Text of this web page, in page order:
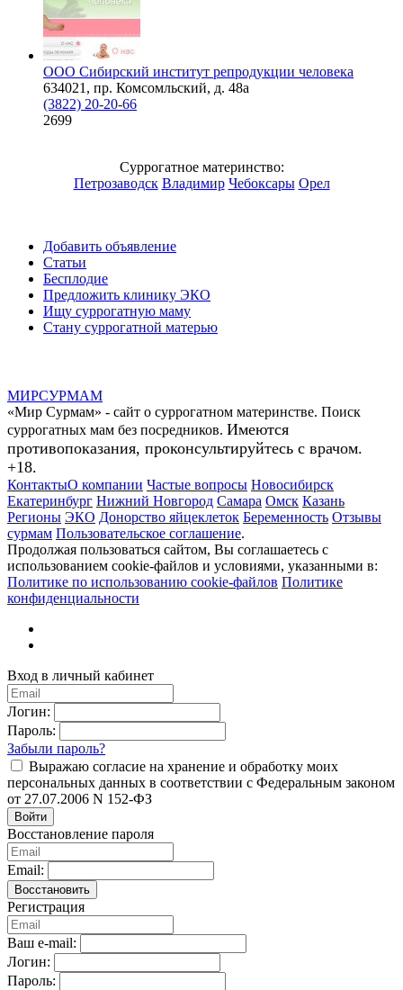
ООО Сибирский институт репродукции человека
634021, пр. Комсомльский, д. 48а
(3822) 20-20-66
2699
Суррогатное материнство:
Петрозаводск Владимир Чебоксары Орел
Добавить объявление
Статьи
Бесплодие
Предложить клинику ЭКО
Ищу суррогатную маму
Стану суррогатной матерью
МИРСУРМАМ
«Мир Сурмам» - сайт о суррогатном материнстве. Поиск
суррогатных мам без посредников. Имеются
противопоказания, проконсультируйтесь с врачом.
+18.
КонтактыО компании Частые вопросы Новосибирск
Екатеринбург Нижний Новгород Самара Омск Казань
Регионы ЭКО Донорство яйцеклеток Беременность Отзывы
сурмам Пользовательское соглашение.
Продолжая пользоваться сайтом, Вы соглашаетесь с
использованием cookie-файлов и условиями, указанными в:
Политике по использованию cookie-файлов Политике
конфиденциальности
Вход в личный кабинет
Логин:
Пароль:
Забыли пароль?
Выражаю согласие на хранение и обработку моих
персональных данных в соответствии с Федеральным законом
от 27.07.2006 N 152-ФЗ
Войти
Восстановление пароля
Email:
Восстановить
Регистрация
Ваш e-mail:
Логин:
Пароль: